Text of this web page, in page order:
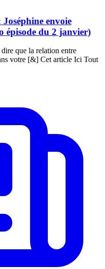
envoie
épisode du 2 janvier)
que la relation entre
votre [&] Cet article Ici Tout